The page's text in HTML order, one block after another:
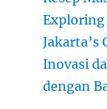
Exploring
Jakarta’s
Inovasi
dengan